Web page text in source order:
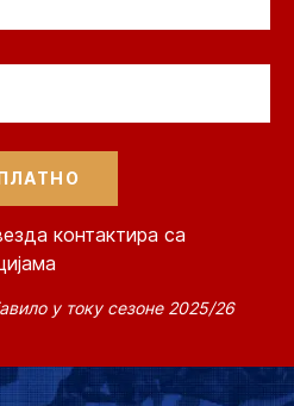
контактира са
у току сезоне 2025/26